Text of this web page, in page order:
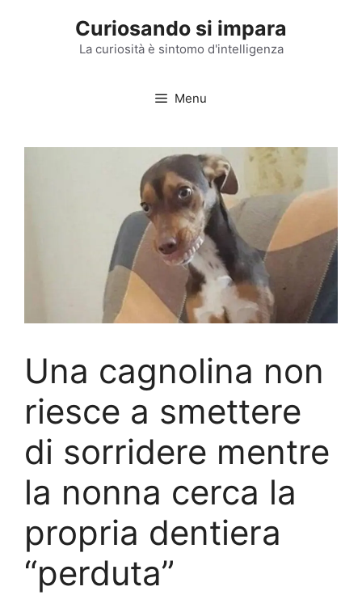
Curiosando si impara
La curiosità è sintomo d'intelligenza
Menu
Una cagnolina non
riesce a smettere
di sorridere mentre
la nonna cerca la
propria dentiera
“perduta”